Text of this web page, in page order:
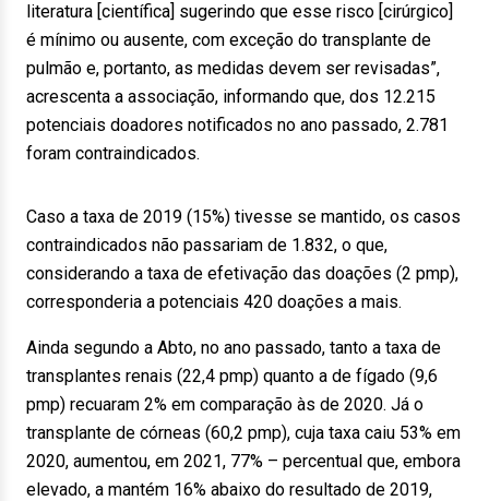
literatura [científica] sugerindo que esse risco [cirúrgico]
é mínimo ou ausente, com exceção do transplante de
pulmão e, portanto, as medidas devem ser revisadas”,
acrescenta a associação, informando que, dos 12.215
potenciais doadores notificados no ano passado, 2.781
foram contraindicados.
Caso a taxa de 2019 (15%) tivesse se mantido, os casos
contraindicados não passariam de 1.832, o que,
considerando a taxa de efetivação das doações (2 pmp),
corresponderia a potenciais 420 doações a mais.
Ainda segundo a Abto, no ano passado, tanto a taxa de
transplantes renais (22,4 pmp) quanto a de fígado (9,6
pmp) recuaram 2% em comparação às de 2020. Já o
transplante de córneas (60,2 pmp), cuja taxa caiu 53% em
2020, aumentou, em 2021, 77% – percentual que, embora
elevado, a mantém 16% abaixo do resultado de 2019,